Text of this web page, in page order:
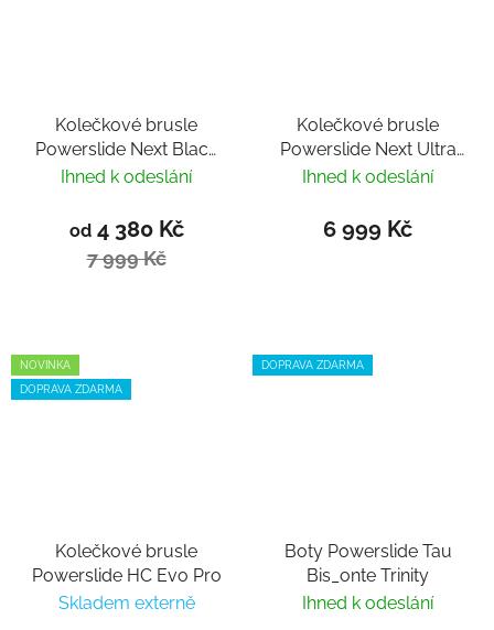
Kolečkové brusle
Powerslide Next Black
Red 110 Trinity
Ihned k odeslání
od4 380 Kč
7 999 Kč
Kolečkové brusle
Powerslide Next Ultra
Black 90 Trinity
Ihned k odeslání
6 999 Kč
NOVINKA
DOPRAVA ZDARMA
Kolečkové brusle
Powerslide HC Evo Pro
Skladem externě
DOPRAVA ZDARMA
Boty Powerslide Tau
Bis_onte Trinity
Ihned k odeslání